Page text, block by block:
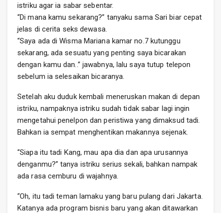
istriku agar ia sabar sebentar.
“Di mana kamu sekarang?” tanyaku sama Sari biar cepat
jelas di cerita seks dewasa.
“Saya ada di Wisma Mariana kamar no.7 kutunggu
sekarang, ada sesuatu yang penting saya bicarakan
dengan kamu dan..” jawabnya, lalu saya tutup telepon
sebelum ia selesaikan bicaranya.
Setelah aku duduk kembali meneruskan makan di depan
istriku, nampaknya istriku sudah tidak sabar lagi ingin
mengetahui penelpon dan peristiwa yang dimaksud tadi.
Bahkan ia sempat menghentikan makannya sejenak.
“Siapa itu tadi Kang, mau apa dia dan apa urusannya
denganmu?” tanya istriku serius sekali, bahkan nampak
ada rasa cemburu di wajahnya.
“Oh, itu tadi teman lamaku yang baru pulang dari Jakarta.
Katanya ada program bisnis baru yang akan ditawarkan